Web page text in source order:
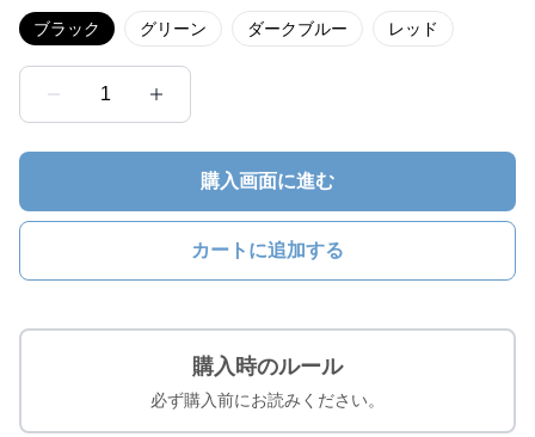
ブラック グリーン ダークブルー レッド
1
購入画面に進む
カートに追加する
購入時のルール
必ず購入前にお読みください。